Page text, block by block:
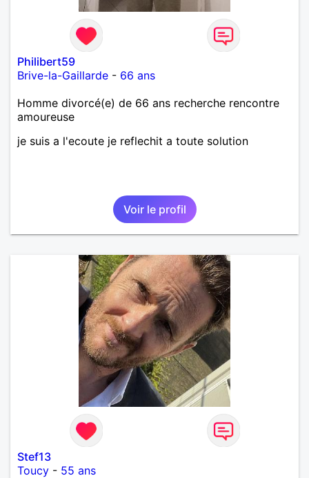
Philibert59
Brive-la-Gaillarde - 66 ans
Homme divorcé(e) de 66 ans recherche rencontre
amoureuse
je suis a l'ecoute je reflechit a toute solution
Voir le profil
Stef13
Toucy - 55 ans